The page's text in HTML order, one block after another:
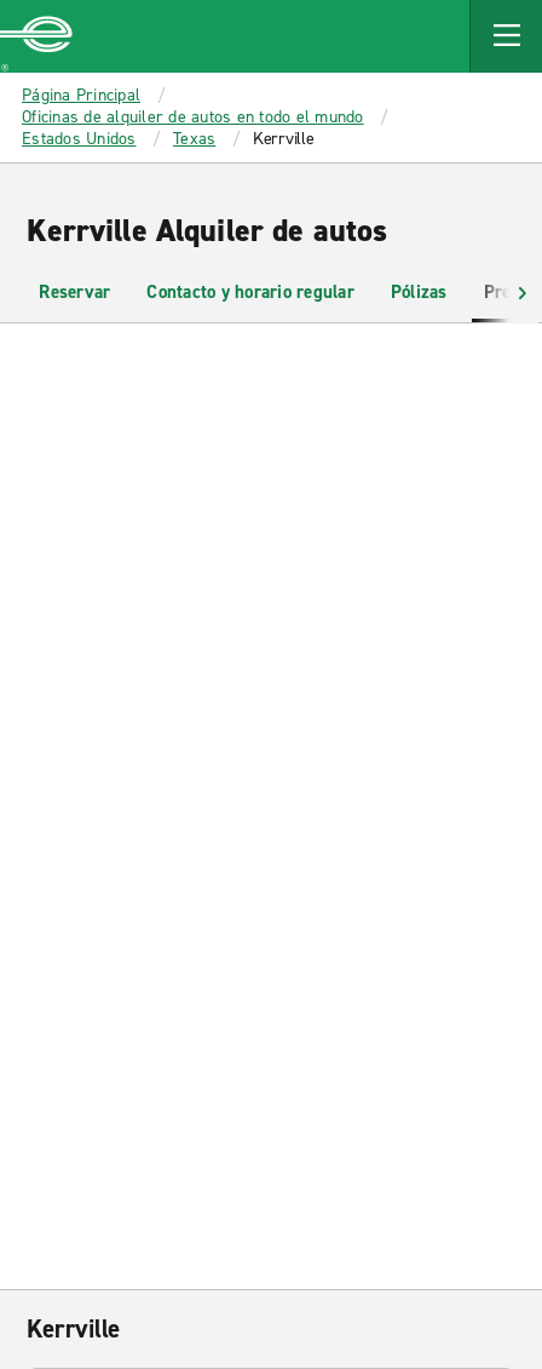
MAIN
CONTENT
Enterprise
Página Principal
Oficinas de alquiler de autos en todo el mundo
Estados Unidos
Texas Kerrville
Kerrville Alquiler de autos
Reservar Contacto y horario regular Pólizas
Kerrville